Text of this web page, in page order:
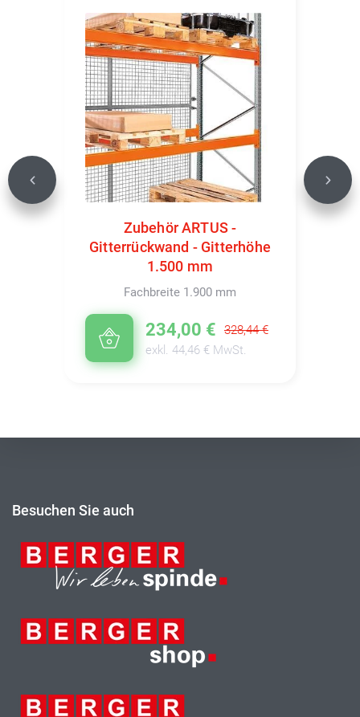
Zubehör ARTUS -
Gitterrückwand - Gitterhöhe
1.500 mm
Fachbreite 1.900 mm
234,00 €
328,44 €
exkl. 44,46 € MwSt.
Previous Next
Besuchen Sie auch